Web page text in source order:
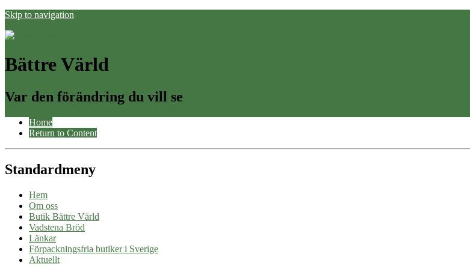
Skip to navigation
Bättre Värld
Var den förändring du vill se
Home
Return to Content
Standardmeny
Hem
Om oss
Butik Bättre Värld
Vadstena Bröd
Länkar
Förpackningsfria butiker i Sverige
Aktuellt